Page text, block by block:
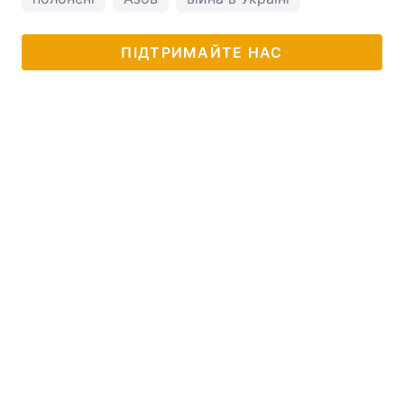
ПІДТРИМАЙТЕ НАС